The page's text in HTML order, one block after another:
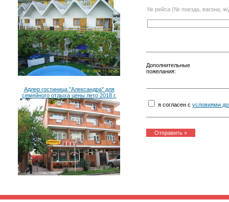
Адлер гостиница "Александра" для
семейного отдыха цены лето 2018 г.
№ рейса (№ поезда, вагона, ж/
Дополнительные
пожелания:
я согласен с условиями